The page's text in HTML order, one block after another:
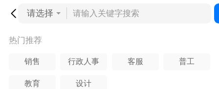
请选择
热门推荐
销售 行政人事 客服 普工
教育 设计